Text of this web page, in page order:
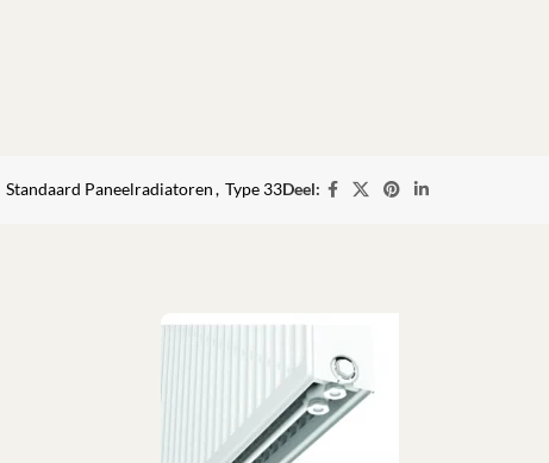
Standaard Paneelradiatoren , Type 33Deel: